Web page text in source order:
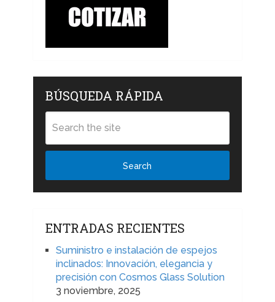
BÚSQUEDA RÁPIDA
Search
ENTRADAS RECIENTES
Suministro e instalación de espejos
inclinados: Innovación, elegancia y
precisión con Cosmos Glass Solution
3 noviembre, 2025